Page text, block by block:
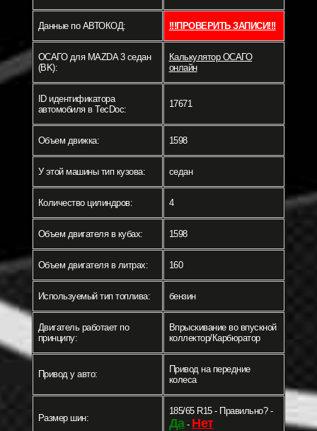
Данные по АВТОКОД: !!!ПРОВЕРИТЬ ЗАПИСИ!!!
ОСАГО для MAZDA 3 седан
(BK):
Калькулятор ОСАГО
онлайн
ID идентификатора
автомобиля в TecDoc:
17671
Объем движка: 1598
У этой машины тип кузова: седан
Количество цилиндров: 4
Объем двигателя в кубах: 1598
Объем двигателя в литрах: 160
Используемый тип топлива: бензин
Двигатель работает по
принципу:
Впрыскивание во впускной
коллектор/Карбюратор
Привод у авто:
Привод на передние
колеса
Размер шин:
185/65 R15 - Правильно? -
Да- Нет